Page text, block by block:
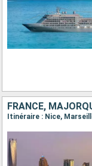
FRANCE,
Itinéraire : Nice,